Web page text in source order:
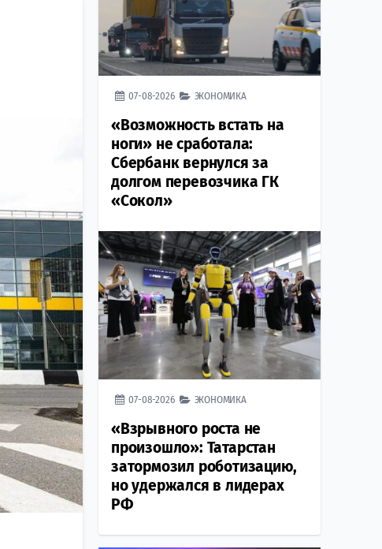
07-08-2026 ЭКОНОМИКА
«Возможность встать на
ноги» не сработала:
Сбербанк вернулся за
долгом перевозчика ГК
«Сокол»
07-08-2026 ЭКОНОМИКА
«Взрывного роста не
произошло»: Татарстан
затормозил роботизацию,
но удержался в лидерах
РФ